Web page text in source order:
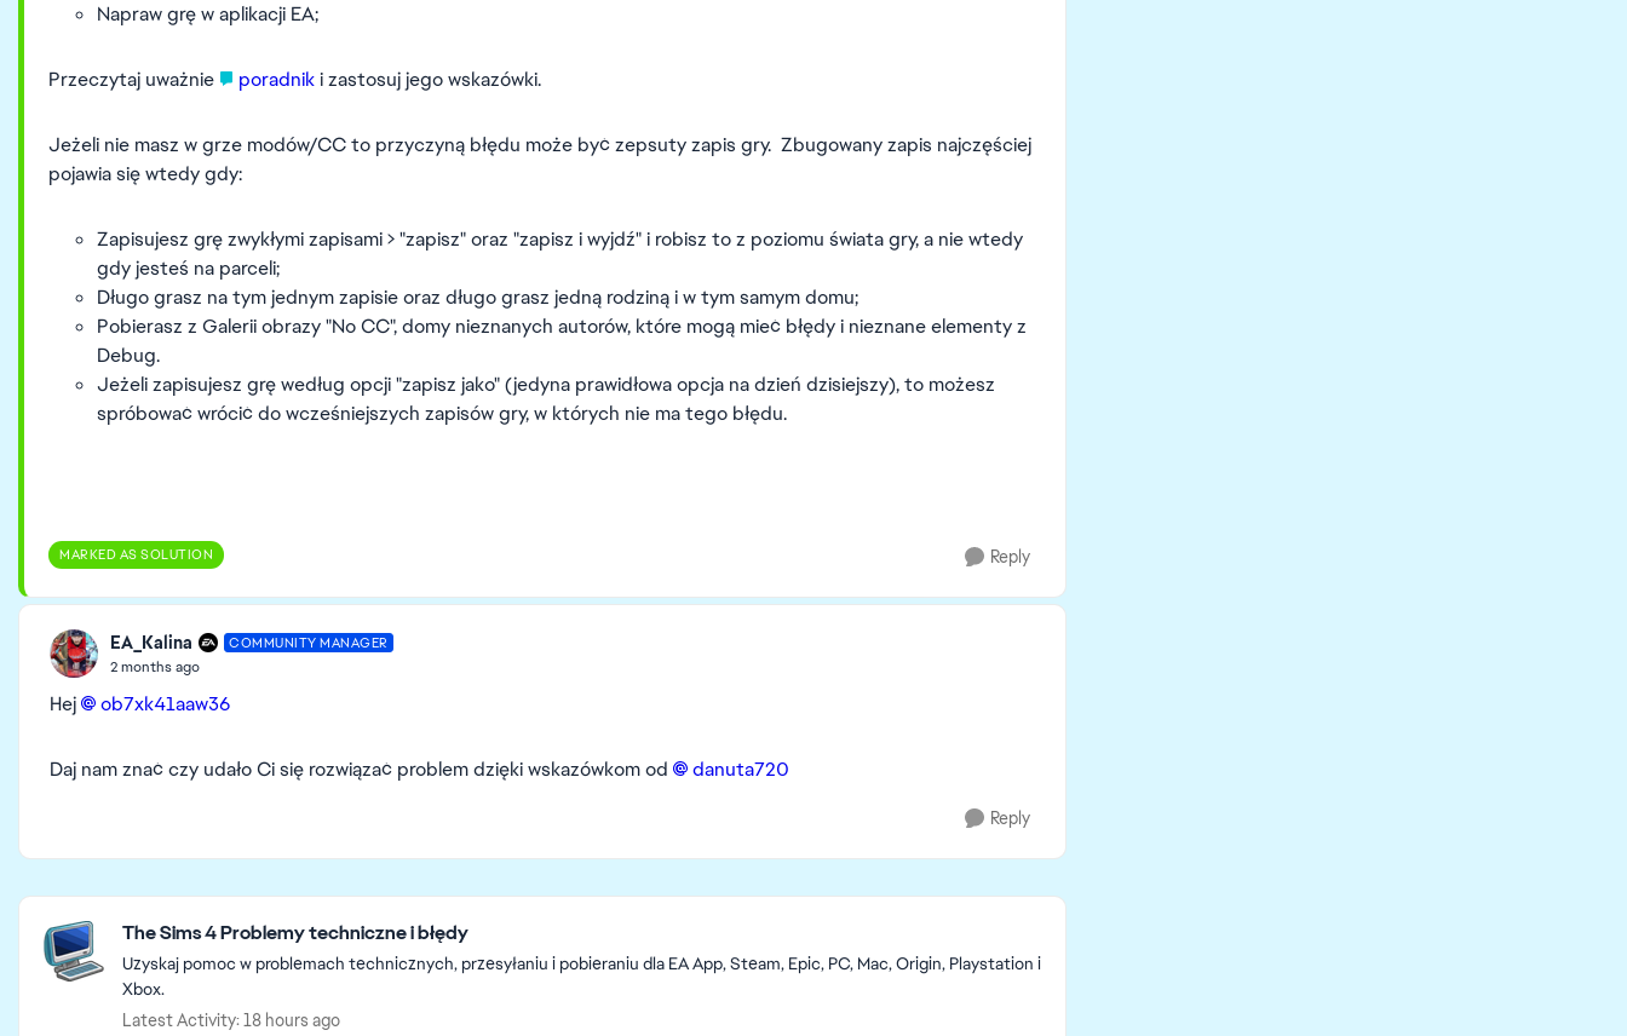
Napraw grę w aplikacji EA;
Przeczytaj uważnie poradnik i zastosuj jego wskazówki.
Jeżeli nie masz w grze modów/CC to przyczyną błędu może być zepsuty zapis gry. Zbugowany zapis najczęściej
pojawia się wtedy gdy:
Zapisujesz grę zwykłymi zapisami > "zapisz" oraz "zapisz i wyjdź" i robisz to z poziomu świata gry, a nie wtedy
gdy jesteś na parceli;
Długo grasz na tym jednym zapisie oraz długo grasz jedną rodziną i w tym samym domu;
Pobierasz z Galerii obrazy "No CC", domy nieznanych autorów, które mogą mieć błędy i nieznane elementy z
Debug.
Jeżeli zapisujesz grę według opcji "zapisz jako" (jedyna prawidłowa opcja na dzień dzisiejszy), to możesz
spróbować wrócić do wcześniejszych zapisów gry, w których nie ma tego błędu.
MARKED AS SOLUTION Reply
EA_Kalina COMMUNITY MANAGER
2 months ago
Hej ob7xk41aaw36​
Daj nam znać czy udało Ci się rozwiązać problem dzięki wskazówkom od danuta720​
Reply
Featured Places
The Sims 4 Problemy techniczne i błędy
Uzyskaj pomoc w problemach technicznych, przesyłaniu i pobieraniu dla EA App, Steam, Epic, PC, Mac, Origin, Playstation i
Xbox.
Latest Activity: 18 hours ago